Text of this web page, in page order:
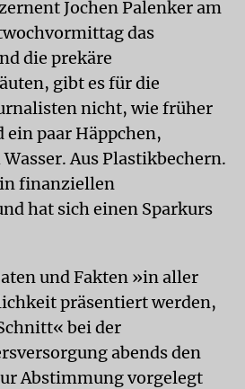
Jochen Palenker am
das
die prekäre
gibt es für die
nicht, wie früher
paar Häppchen,
Aus Plastikbechern.
finanziellen
hat sich einen Sparkurs
und Fakten »in aller
präsentiert werden,
bei der
abends den
Abstimmung vorgelegt